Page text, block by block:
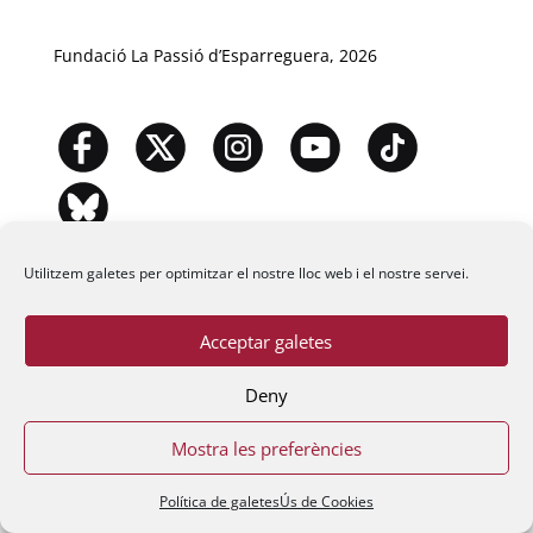
Utilitzem galetes per optimitzar el nostre lloc web i el nostre servei.
Acceptar galetes
Deny
Mostra les preferències
Política de galetesÚs de Cookies
Fundació La Passió d’Esparreguera, 2026